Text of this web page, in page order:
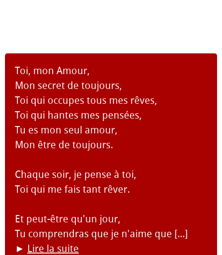
Toi, mon Amour,
Mon secret de toujours,
Toi qui occupes tous mes rêves,
Toi qui hantes mes pensées,
Tu es mon seul amour,
Mon être de toujours.
Chaque soir, je pense à toi,
Toi qui me fais tant rêver.
Et peut-être qu'un jour,
Tu comprendras que je n'aime que [...]
► Lire la suite